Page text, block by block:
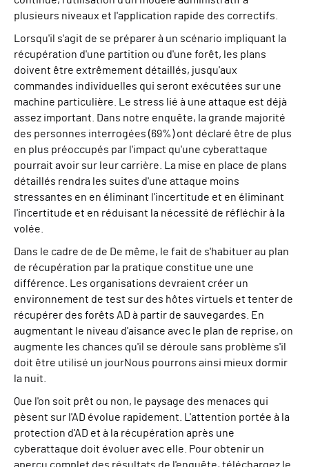
plusieurs niveaux et l'application rapide des correctifs.
Lorsqu'il s'agit de se préparer à un scénario impliquant la
récupération d'une partition ou d'une forêt, les plans
doivent être extrêmement détaillés, jusqu'aux
commandes individuelles qui seront exécutées sur une
machine particulière. Le stress lié à une attaque est déjà
assez important. Dans notre enquête, la grande majorité
des personnes interrogées (69% )ont déclaré être de plus
en plus préoccupés par l'impact qu'une cyberattaque
pourrait avoir sur leur carrière. La mise en place de plans
détaillés rendra les suites d'une attaque moins
stressantes en en éliminant l'incertitude et en éliminant
l'incertitude et en réduisant la nécessité de réfléchir à la
volée.
Dans le cadre de de De même, le fait de s'habituer au plan
de récupération par la pratique constitue une une
différence. Les organisations devraient créer un
environnement de test sur des hôtes virtuels et tenter de
récupérer des forêts AD à partir de sauvegardes. En
augmentant le niveau d'aisance avec le plan de reprise, on
augmente les chances qu'il se déroule sans problème s'il
doit être utilisé un jourNous pourrons ainsi mieux dormir
la nuit.
Que l'on soit prêt ou non, le paysage des menaces qui
pèsent sur l'AD évolue rapidement. L'attention portée à la
protection d'AD et à la récupération après une
cyberattaque doit évoluer avec elle. Pour obtenir un